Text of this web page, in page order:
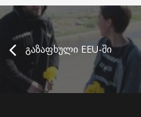
გაზაფხული EEU-ში